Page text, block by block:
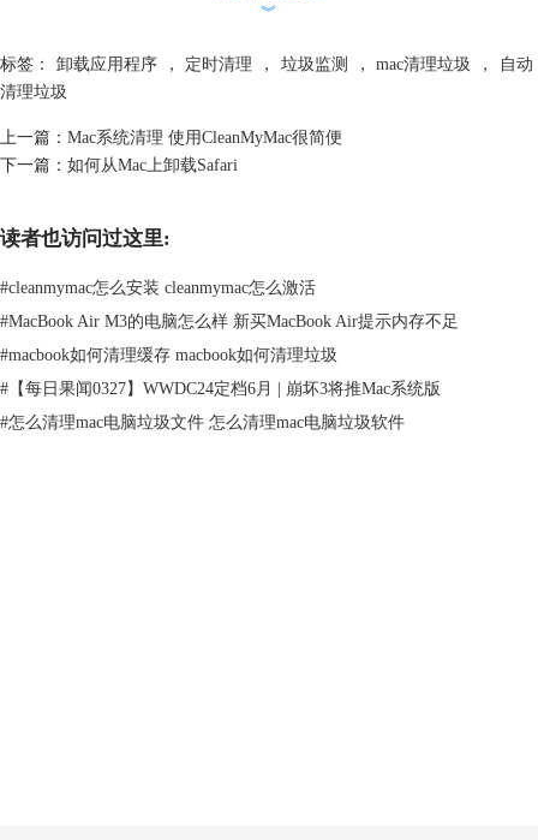
最后，如果需要经常卸载应用程序，CleanMyMac3将自动提供以正确卸载
应用程序，如果将任何应用程序放入废纸篓中，那么会提示将它与保留在
系统中的所有相关项目一起卸载，非常人性化。
吧！
︾
标签： 卸载应用程序 ， 定时清理 ， 垃圾监测 ， mac清理垃圾 ，
自动
清理垃圾
上一篇： Mac系统清理 使用CleanMyMac很简便
下一篇： 如何从Mac上卸载Safari
读者也访问过这里:
#cleanmymac怎么安装 cleanmymac怎么激活
#MacBook Air M3的电脑怎么样 新买MacBook Air提示内存不足
#macbook如何清理缓存 macbook如何清理垃圾
# 【每日果闻0327】WWDC24定档6月 | 崩坏3将推Mac系统版
#怎么清理mac电脑垃圾文件 怎么清理mac电脑垃圾软件